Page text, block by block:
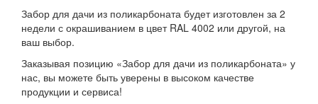
Забор для дачи из поликарбоната будет изготовлен за 2
недели с окрашиванием в цвет RAL 4002 или другой, на
ваш выбор.
Заказывая позицию «Забор для дачи из поликарбоната» у
нас, вы можете быть уверены в высоком качестве
продукции и сервиса!